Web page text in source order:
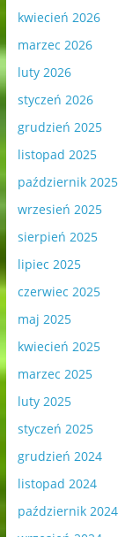
kwiecień 2026
marzec 2026
luty 2026
styczeń 2026
grudzień 2025
listopad 2025
październik 2025
wrzesień 2025
sierpień 2025
lipiec 2025
czerwiec 2025
maj 2025
kwiecień 2025
marzec 2025
luty 2025
styczeń 2025
grudzień 2024
listopad 2024
październik 2024